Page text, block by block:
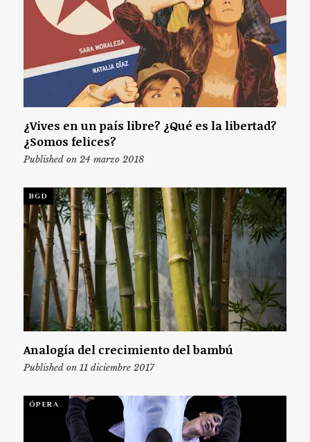
¿Vives en un país libre? ¿Qué es la libertad?
¿Somos felices?
Published on 24 marzo 2018
BGD
Analogía del crecimiento del bambú
Published on 11 diciembre 2017
ÓPERA